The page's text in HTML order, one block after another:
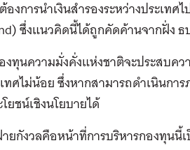
องการนำเงินสำรองระหว่างประเท
ซึ่งแนวคิดนี้ได้ถูกคัดค้านจากฝั่ง
ทุนความมั่งคั่งแห่งชาติจะประสบคว
ทศไม่น้อย ซึ่งหากสามารถดำเนินก
ยชน์เชิงนโยบายได้
ยกังวลคือหน้าที่การบริหารกองทุนนี้